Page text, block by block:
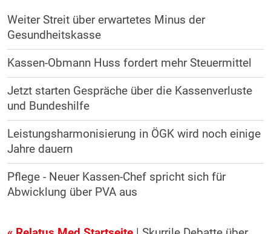
Weiter Streit über erwartetes Minus der
Gesundheitskasse
Kassen-Obmann Huss fordert mehr Steuermittel
Jetzt starten Gespräche über die Kassenverluste
und Bundeshilfe
Leistungsharmonisierung in ÖGK wird noch einige
Jahre dauern
Pflege - Neuer Kassen-Chef spricht sich für
Abwicklung über PVA aus